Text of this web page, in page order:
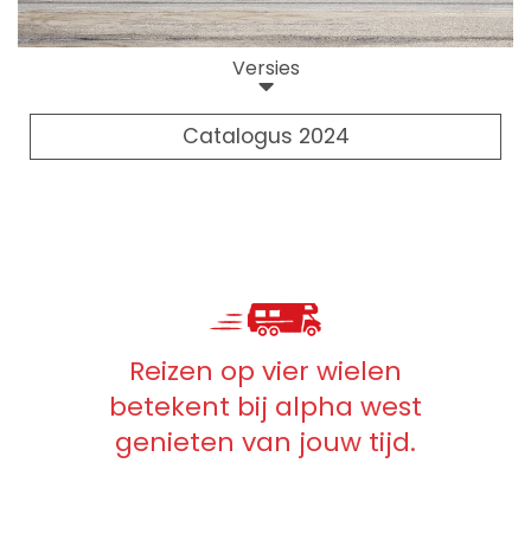
Versies
Catalogus 2024
Reizen op vier wielen
betekent bij alpha west
genieten van jouw tijd.